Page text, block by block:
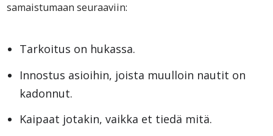
samaistumaan seuraaviin:
Tarkoitus on hukassa.
Innostus asioihin, joista muulloin nautit on
kadonnut.
Kaipaat jotakin, vaikka et tiedä mitä.